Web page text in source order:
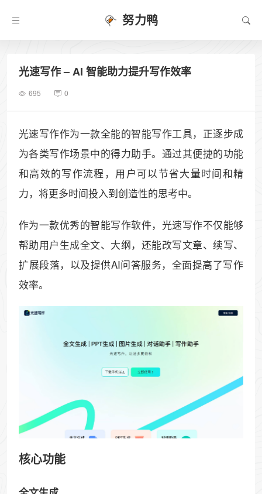
努力鸭
光速写作 – AI 智能助力提升写作效率
695 0
光速写作作为一款全能的智能写作工具，正逐步成
为各类写作场景中的得力助手。通过其便捷的功能
和高效的写作流程，用户可以节省大量时间和精
力，将更多时间投入到创造性的思考中。
作为一款优秀的智能写作软件，光速写作不仅能够
帮助用户生成全文、大纲，还能改写文章、续写、
扩展段落，以及提供AI问答服务，全面提高了写作
效率。
核心功能